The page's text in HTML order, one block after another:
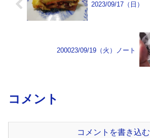
2023/09/17（日）
200023/09/19（火）ノート
コメント
コメントを書き込む